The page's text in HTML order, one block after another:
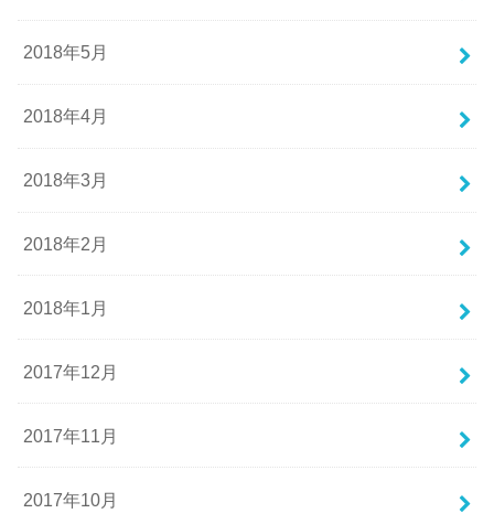
2018年5月
2018年4月
2018年3月
2018年2月
2018年1月
2017年12月
2017年11月
2017年10月